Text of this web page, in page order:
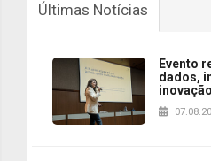
Últimas Notícias
Evento
dados,